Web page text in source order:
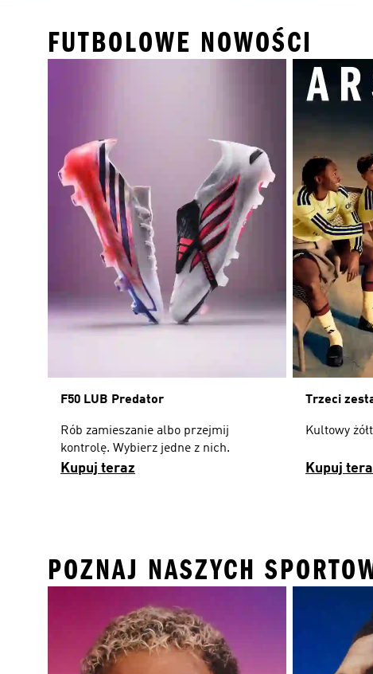
FUTBOLOWE NOWOŚCI
F50 LUB Predator
Rób zamieszanie albo przejmij
kontrolę. Wybierz jedne z nich.
Kupuj teraz
Trzeci
Kultowy
Kupuj
POZNAJ NASZYCH